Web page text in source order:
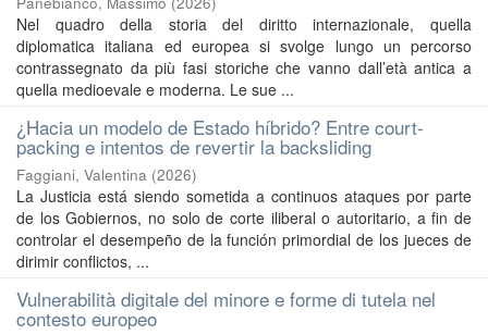
Nel quadro della storia del diritto internazionale, quella
diplomatica italiana ed europea si svolge lungo un percorso
contrassegnato da più fasi storiche che vanno dall’età antica a
quella medioevale e moderna. Le sue ...
¿Hacia un modelo de Estado híbrido? Entre court-
packing e intentos de revertir la backsliding
Faggiani, Valentina (2026)
La Justicia está siendo sometida a continuos ataques por parte
de los Gobiernos, no solo de corte iliberal o autoritario, a fin de
controlar el desempeño de la función primordial de los jueces de
dirimir conflictos, ...
Vulnerabilità digitale del minore e forme di tutela nel
contesto europeo